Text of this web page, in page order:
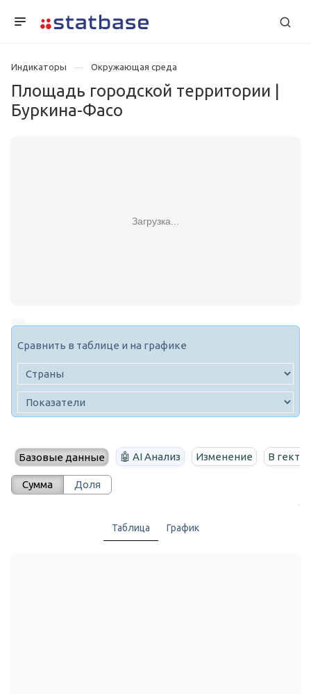
Индикаторы Окружающая среда
Площадь городской территории |
Буркина-Фасо
Загрузка...
Сравнить в таблице и на графике
Базовые данные 🤖 AI Анализ Изменение В
Сумма Доля
Таблица График